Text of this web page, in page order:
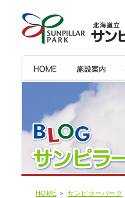
HOME ＞ サンピラーパーク